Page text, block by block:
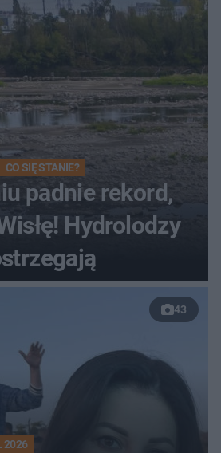
CO SIĘ STANIE?
padnie rekord,
Hydrolodzy
43
2026